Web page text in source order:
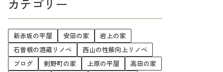
カテゴリー
新赤坂の平屋 安田の家
岩上の家
石曽根の酒蔵リノベ
西山の性能向上リノベ
ブログ
剣野町の家 上原の平屋
高田の家